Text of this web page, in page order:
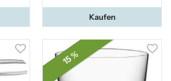
Kaufen
15 %